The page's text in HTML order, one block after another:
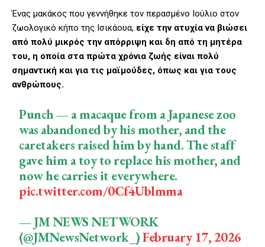
Ένας μακάκος που γεννήθηκε τον περασμένο Ιούλιο στον
ζωολογικό κήπο της Ισικάουα, είχε την ατυχία να βιώσει
από πολύ μικρός την απόρριψη και δη από τη μητέρα
του, η οποία στα πρώτα χρόνια ζωής είναι πολύ
σημαντική και για τις μαϊμούδες, όπως και για τους
ανθρώπους.
Punch — a macaque from a Japanese zoo
was abandoned by his mother, and the
caretakers raised him by hand. The staff
gave him a toy to replace his mother, and
now he carries it everywhere.
pic.twitter.com/0Cf4Ublmma
— JM NEWS NETWORK
(@JMNewsNetwork_)February 17, 2026